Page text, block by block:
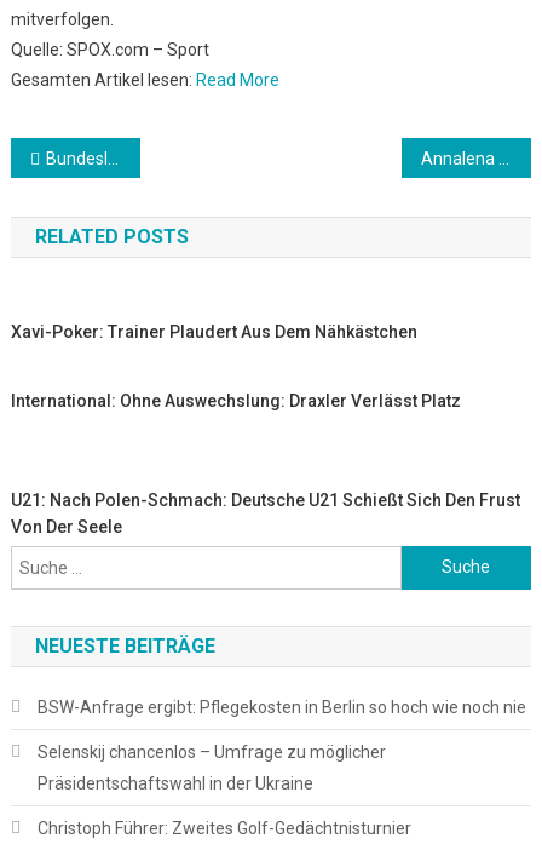
mitverfolgen.
Quelle: SPOX.com – Sport
Gesamten Artikel lesen: Read More
Beitrags-
Navigation
Bundesliga: VfL Wolfsburg vs. BVB (Borussia Dortmund): Bundesliga heute im Liveticker
RELATED POSTS
Xavi-Poker: Trainer Plaudert Aus Dem Nähkästchen
International: Ohne Auswechslung: Draxler Verlässt Platz
U21: Nach Polen-Schmach: Deutsche U21 Schießt Sich Den Frust
Von Der Seele
Suche
nach:
NEUESTE BEITRÄGE
BSW-Anfrage ergibt: Pflegekosten in Berlin so hoch wie noch nie
Selenskij chancenlos – Umfrage zu möglicher
Präsidentschaftswahl in der Ukraine
Christoph Führer: Zweites Golf-Gedächtnisturnier